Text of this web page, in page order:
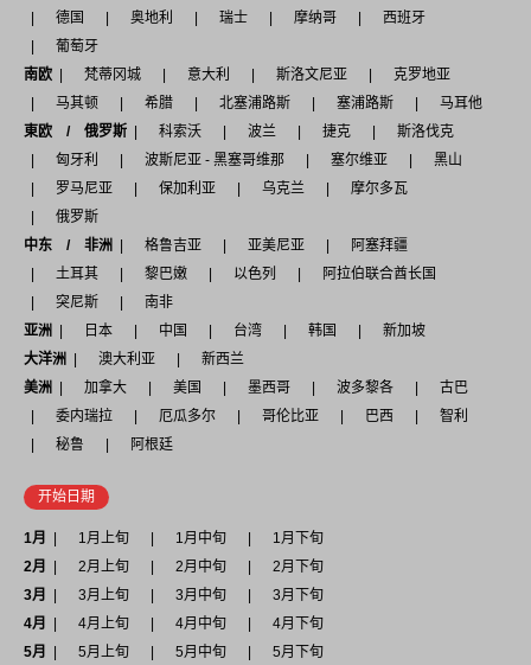
德国
奥地利 瑞士 摩纳哥
西班牙
葡萄牙
南欧
梵蒂冈城 意大利 斯洛文尼亚
克罗地亚
马其顿
希腊 北塞浦路斯 塞浦路斯
马耳他
東欧 / 俄罗斯
科索沃 波兰 捷克
斯洛伐克
匈牙利
波斯尼亚 - 黑塞哥维那 塞尔维亚
黑山
罗马尼亚
保加利亚 乌克兰
摩尔多瓦
俄罗斯
中东 / 非洲
格鲁吉亚 亚美尼亚
阿塞拜疆
土耳其
黎巴嫩 以色列
阿拉伯联合酋长国
突尼斯
南非
亚洲
日本 中国 台湾 韩国
新加坡
大洋洲
澳大利亚
新西兰
美洲
加拿大 美国 墨西哥 波多黎各
古巴
委内瑞拉
厄瓜多尔 哥伦比亚 巴西
智利
秘鲁
阿根廷
开始日期
1月 1月上旬 1月中旬
1月下旬
2月
2月上旬 2月中旬
2月下旬
3月
3月上旬 3月中旬
3月下旬
4月
4月上旬 4月中旬
4月下旬
5月
5月上旬 5月中旬 5月下旬